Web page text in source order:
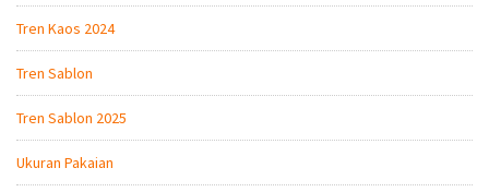
Tren Kaos 2024
Tren Sablon
Tren Sablon 2025
Ukuran Pakaian